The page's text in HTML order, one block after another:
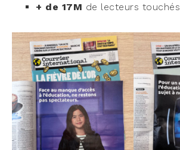
+ de 17M de lec­teurs touchés